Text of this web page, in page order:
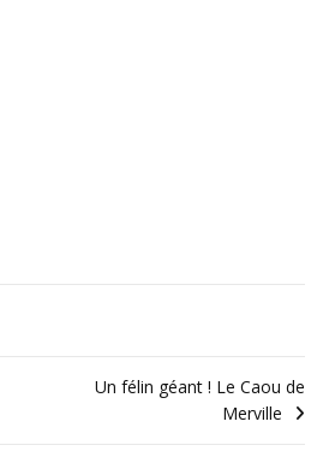
Un félin géant ! Le Caou de
Merville